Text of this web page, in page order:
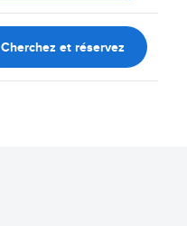
Cherchez et réservez